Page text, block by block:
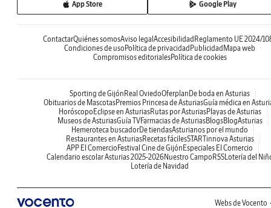
App Store Google Play
ContactarQuiénes somosAviso legalAccesibilidadReglamento UE 2024/
Condiciones de usoPolítica de privacidadPublicidadMapa web
Compromisos editorialesPolítica de cookies
Sporting de GijónReal OviedoOferplanDe boda en Asturias
Obituarios de MascotasPremios Princesa de AsturiasGuía médica en
HoróscopoEclipse en AsturiasRutas por AsturiasPlayas de Asturias
Museos de AsturiasGuía TVFarmacias de AsturiasBlogsBlogAsturias
Hemeroteca buscadorDe tiendasAsturianos por el mundo
Restaurantes en AsturiasRecetas fácilesSTARTinnova Asturias
APP El ComercioFestival Cine de GijónEspeciales El Comercio
Calendario escolar Asturias 2025-2026Nuestro CampoRSSLotería del
Lotería de Navidad
Webs de Vocento